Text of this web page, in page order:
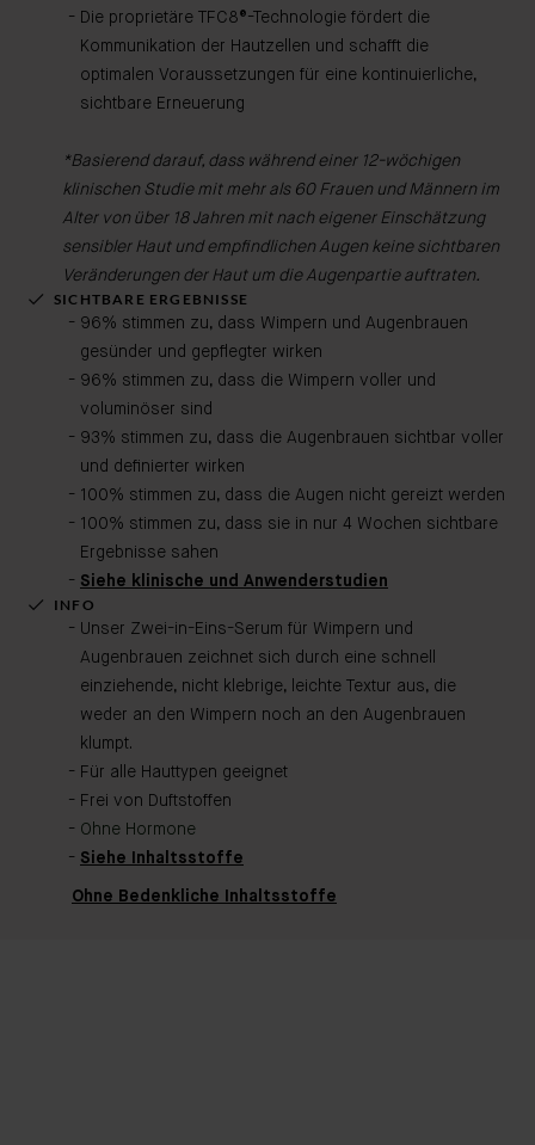
Die proprietäre TFC8®-Technologie fördert die
Kommunikation der Hautzellen und schafft die
optimalen Voraussetzungen für eine kontinuierliche,
sichtbare Erneuerung
*Basierend darauf, dass während einer 12-wöchigen
klinischen Studie mit mehr als 60 Frauen und Männern im
Alter von über 18 Jahren mit nach eigener Einschätzung
sensibler Haut und empfindlichen Augen keine sichtbaren
Veränderungen der Haut um die Augenpartie auftraten.
SICHTBARE ERGEBNISSE
96% stimmen zu, dass Wimpern und Augenbrauen
gesünder und gepflegter wirken
96% stimmen zu, dass die Wimpern voller und
voluminöser sind
93% stimmen zu, dass die Augenbrauen sichtbar voller
und definierter wirken
100% stimmen zu, dass die Augen nicht gereizt werden
100% stimmen zu, dass sie in nur 4 Wochen sichtbare
Ergebnisse sahen
Siehe klinische und Anwenderstudien
INFO
Unser Zwei-in-Eins-Serum für Wimpern und
Augenbrauen zeichnet sich durch eine schnell
einziehende, nicht klebrige, leichte Textur aus, die
weder an den Wimpern noch an den Augenbrauen
klumpt.
Für alle Hauttypen geeignet
Frei von Duftstoffen
Ohne Hormone
Siehe Inhaltsstoffe
Ohne Bedenkliche Inhaltsstoffe